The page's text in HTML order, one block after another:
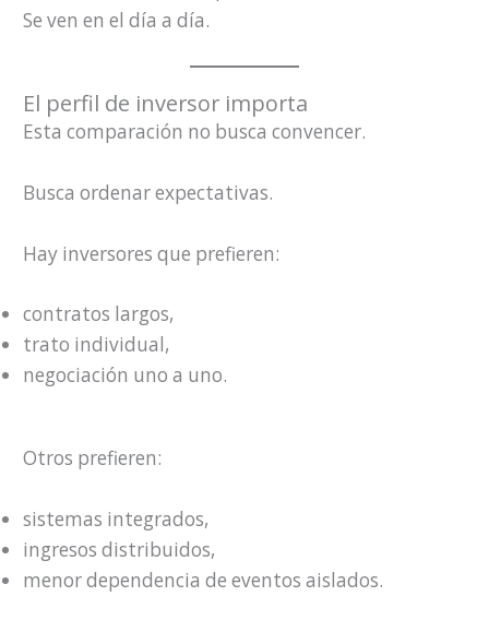
Se ven en el día a día.
El perfil de inversor importa
Esta comparación no busca convencer.
Busca ordenar expectativas.
Hay inversores que prefieren:
contratos largos,
trato individual,
negociación uno a uno.
Otros prefieren:
sistemas integrados,
ingresos distribuidos,
menor dependencia de eventos aislados.